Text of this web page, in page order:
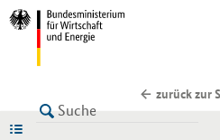
zurück zur